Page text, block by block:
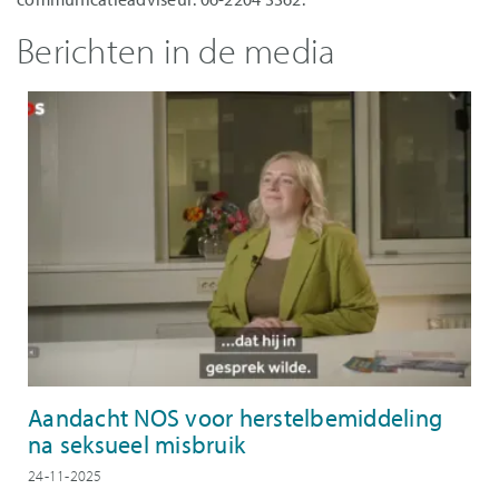
Berichten in de media
Aandacht NOS voor herstelbemiddeling
na seksueel misbruik
24-11-2025